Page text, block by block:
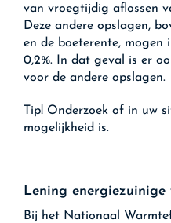
van vroegtijdig aflossen
Deze andere opslagen,
en de boeterente,
0,2%. In dat geval is er
voor de andere opslagen.
Tip! Onderzoek of in uw
mogelijkheid is.
Lening energiezuinige
Bij het Nationaal